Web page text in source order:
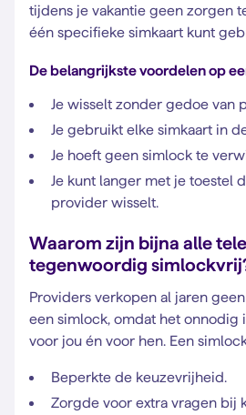
tijdens je vakantie geen zorgen
één specifieke simkaart kunt
De belangrijkste voordelen op
Je wisselt zonder gedoe van
Je gebruikt elke simkaart in
Je hoeft geen simlock te
Je kunt langer met je toestel
provider wisselt.
Waarom zijn bijna alle
tegenwoordig
Providers verkopen al jaren
een simlock, omdat het onnodig
voor jou én voor hen. Een
Beperkte de keuzevrijheid.
Zorgde voor extra vragen bij